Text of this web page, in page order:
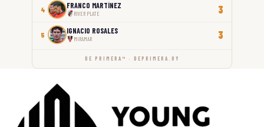
4 FRANCO MARTÍNEZ
RIVER PLATE 3
5 IGNACIO ROSALES
MIRAMAR 3
DE PRIMERA™ · DEPRIMERA.UY